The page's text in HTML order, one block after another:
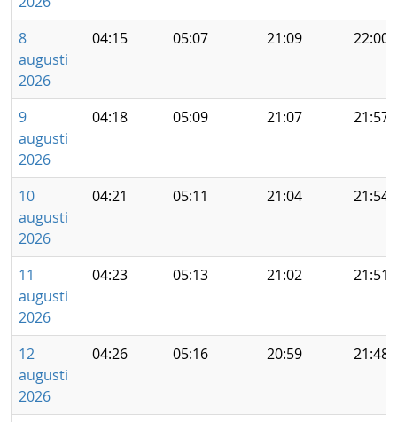
8
augusti
2026
04:15 05:07 21:09 22:00
9
augusti
2026
04:18 05:09 21:07 21:57
10
augusti
2026
04:21 05:11 21:04 21:54
11
augusti
2026
04:23 05:13 21:02 21:51
12
augusti
2026
04:26 05:16 20:59 21:48